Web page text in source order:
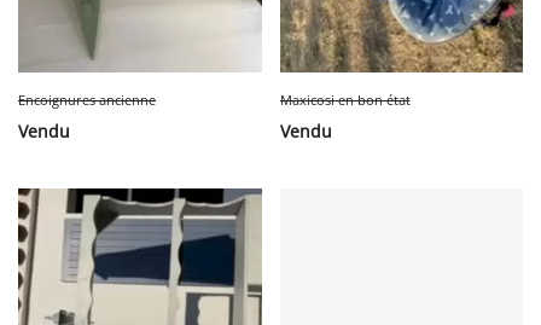
Encoignures ancienne
Vendu
Maxicosi en bon état
Vendu